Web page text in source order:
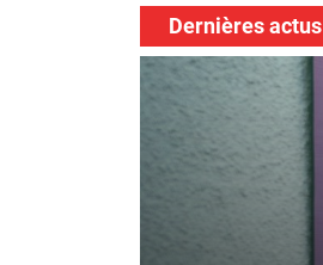
Dernières actus